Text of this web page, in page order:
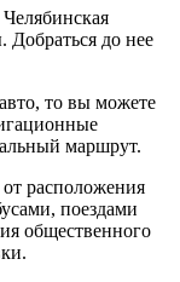
Добраться до нее
то вы можете
маршрут.
расположения
поездами
общественного